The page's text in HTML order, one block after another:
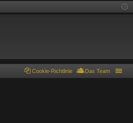
m
Das Team
Cookie-Richtlinie